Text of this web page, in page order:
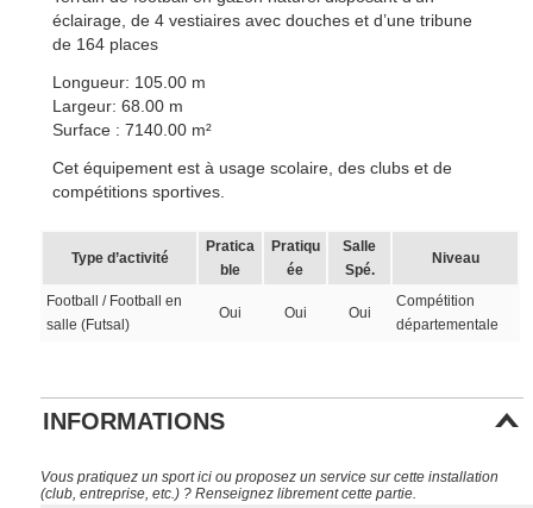
éclairage, de 4 vestiaires avec douches et d’une tribune
de 164 places
Longueur: 105.00 m
Largeur: 68.00 m
Surface : 7140.00 m²
Cet équipement est à usage scolaire, des clubs et de
compétitions sportives.
Type d’activité
Pratica
ble
Pratiqu
ée
Salle
Spé.
Niveau
Football / Football en
salle (Futsal)
Oui Oui Oui
Compétition
départementale
INFORMATIONS
Vous pratiquez un sport ici ou proposez un service sur cette installation
(club, entreprise, etc.) ? Renseignez librement cette partie.